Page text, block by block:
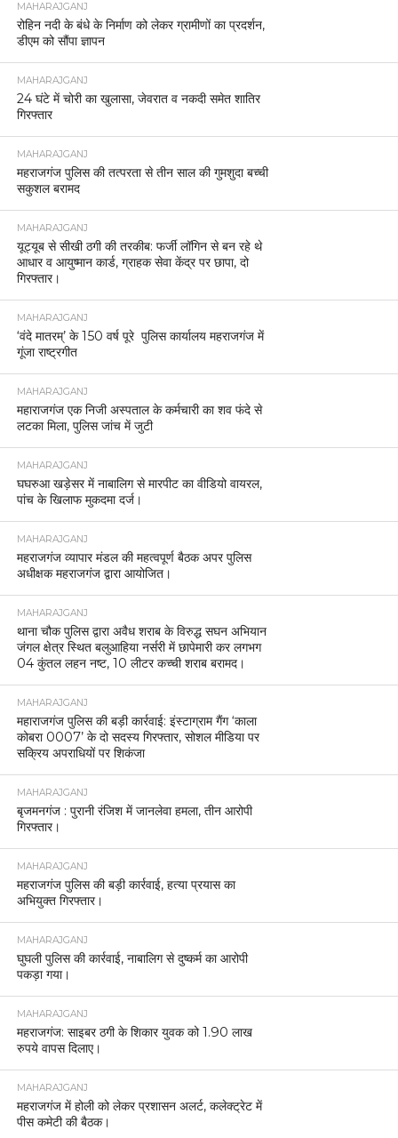
MAHARAJGANJ
रोहिन नदी के बंधे के निर्माण को लेकर ग्रामीणों का प्रदर्शन,
डीएम को सौंपा ज्ञापन
MAHARAJGANJ
24 घंटे में चोरी का खुलासा, जेवरात व नकदी समेत शातिर
गिरफ्तार
MAHARAJGANJ
महराजगंज पुलिस की तत्परता से तीन साल की गुमशुदा बच्ची
सकुशल बरामद
MAHARAJGANJ
यूट्यूब से सीखी ठगी की तरकीब: फर्जी लॉगिन से बन रहे थे
आधार व आयुष्मान कार्ड, ग्राहक सेवा केंद्र पर छापा, दो
गिरफ्तार।
MAHARAJGANJ
‘वंदे मातरम्’ के 150 वर्ष पूरे पुलिस कार्यालय महराजगंज में
गूंजा राष्ट्रगीत
MAHARAJGANJ
महाराजगंज एक निजी अस्पताल के कर्मचारी का शव फंदे से
लटका मिला, पुलिस जांच में जुटी
MAHARAJGANJ
घघरुआ खड़ेसर में नाबालिग से मारपीट का वीडियो वायरल,
पांच के खिलाफ मुकदमा दर्ज।
MAHARAJGANJ
महराजगंज व्यापार मंडल की महत्वपूर्ण बैठक अपर पुलिस
अधीक्षक महराजगंज द्वारा आयोजित।
MAHARAJGANJ
थाना चौक पुलिस द्वारा अवैध शराब के विरुद्ध सघन अभियान
जंगल क्षेत्र स्थित बलुआहिया नर्सरी में छापेमारी कर लगभग
04 कुंतल लहन नष्ट, 10 लीटर कच्ची शराब बरामद।
MAHARAJGANJ
महाराजगंज पुलिस की बड़ी कार्रवाई: इंस्टाग्राम गैंग ‘काला
कोबरा 0007’ के दो सदस्य गिरफ्तार, सोशल मीडिया पर
सक्रिय अपराधियों पर शिकंजा
MAHARAJGANJ
बृजमनगंज : पुरानी रंजिश में जानलेवा हमला, तीन आरोपी
गिरफ्तार।
MAHARAJGANJ
महराजगंज पुलिस की बड़ी कार्रवाई, हत्या प्रयास का
अभियुक्त गिरफ्तार।
MAHARAJGANJ
घुघली पुलिस की कार्रवाई, नाबालिग से दुष्कर्म का आरोपी
पकड़ा गया।
MAHARAJGANJ
महराजगंज: साइबर ठगी के शिकार युवक को 1.90 लाख
रुपये वापस दिलाए।
MAHARAJGANJ
महराजगंज में होली को लेकर प्रशासन अलर्ट, कलेक्ट्रेट में
पीस कमेटी की बैठक।